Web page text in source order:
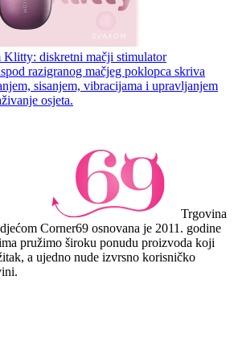
Klitty: diskretni mačji stimulator
razigranog mačjeg poklopca skriva
sisanjem, vibracijama i upravljanjem
osjeta.
Trgovina
Corner69 osnovana je 2011. godine
pružimo široku ponudu proizvoda koji
a ujedno nude izvrsno korisničko